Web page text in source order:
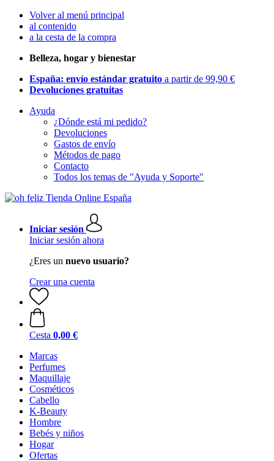
Volver al menú principal
al contenido
a la cesta de la compra
Belleza, hogar y bienestar
España: envío estándar gratuito a partir de 99,90 €
Devoluciones gratuitas
Ayuda
¿Dónde está mi pedido?
Devoluciones
Gastos de envío
Métodos de pago
Contacto
Todos los temas de "Ayuda y Soporte"
Iniciar sesión
Iniciar sesión ahora
¿Eres un nuevo usuario?
Crear una cuenta
Cesta 0,00 €
Marcas
Perfumes
Maquillaje
Cosméticos
Cabello
K-Beauty
Hombre
Bebés y niños
Hogar
Ofertas